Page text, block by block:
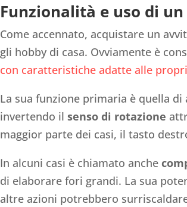
Funzionalità e uso di
Come accennato, acquistare un
gli hobby di casa. Ovviamente è
con caratteristiche adatte alle
La sua funzione primaria è quella
invertendo ilsenso di rotazione
maggior parte dei casi, il tasto
In alcuni casi è chiamato anche
di elaborare fori grandi. La sua
altre azioni potrebbero